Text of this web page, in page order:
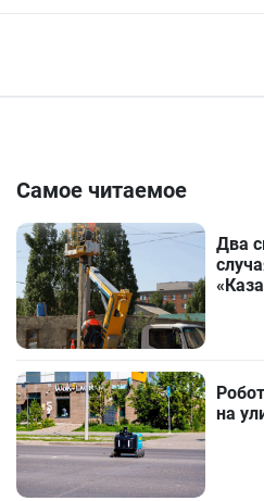
Самое читаемое
Два
на